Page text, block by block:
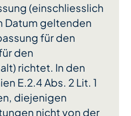
(einschliesslich
Datum geltenden
für den
den
richtet. In den
E.2.4 Abs. 2 Lit. 1
diejenigen
nicht von der